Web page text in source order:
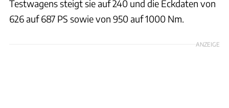
Testwagens steigt sie auf 240 und die Eckdaten von
626 auf 687 PS sowie von 950 auf 1000 Nm.
ANZEIGE